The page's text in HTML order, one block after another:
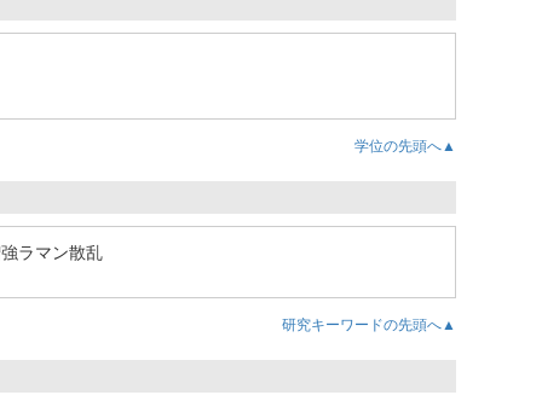
学位の先頭へ▲
ラマン散乱
研究キーワードの先頭へ▲